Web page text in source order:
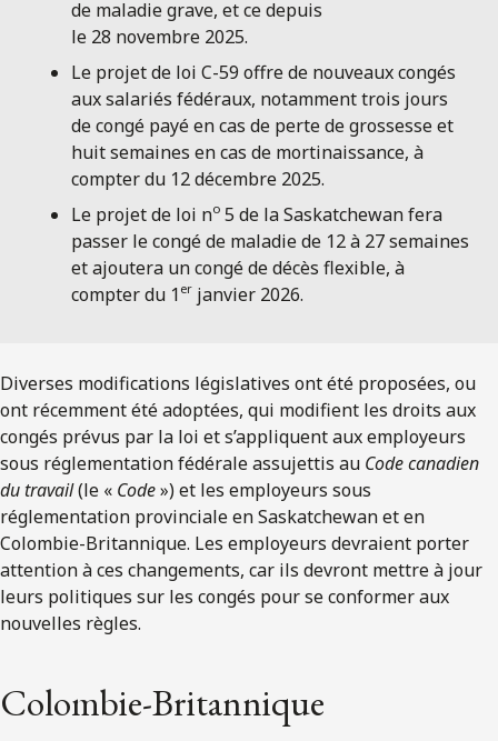
de maladie grave, et ce depuis
le 28 novembre 2025.
Le projet de loi C-59 offre de nouveaux congés
aux salariés fédéraux, notamment trois jours
de congé payé en cas de perte de grossesse et
huit semaines en cas de mortinaissance, à
compter du 12 décembre 2025.
Le projet de loi no 5 de la Saskatchewan fera
passer le congé de maladie de 12 à 27 semaines
et ajoutera un congé de décès flexible, à
compter du 1 er janvier 2026.
Diverses modifications législatives ont été proposées, ou
ont récemment été adoptées, qui modifient les droits aux
congés prévus par la loi et s’appliquent aux employeurs
sous réglementation fédérale assujettis au Code canadien
du travail(le « Code») et les employeurs sous
réglementation provinciale en Saskatchewan et en
Colombie-Britannique. Les employeurs devraient porter
attention à ces changements, car ils devront mettre à jour
leurs politiques sur les congés pour se conformer aux
nouvelles règles.
Colombie-Britannique